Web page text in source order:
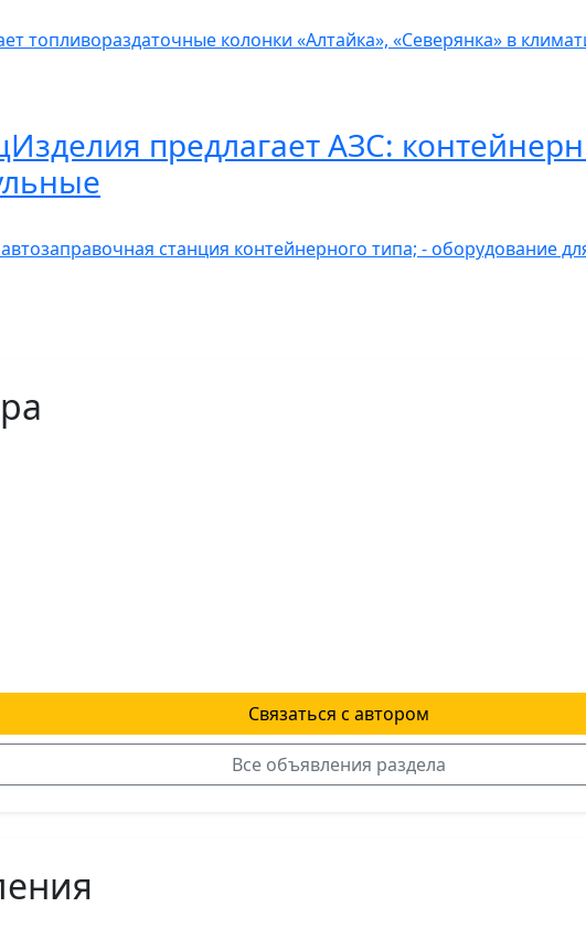
топливораздаточные колонки «Алтайка», «Северянка» в
предлагает АЗС:
станция контейнерного типа; - оборудование
Связаться с автором
Все объявления раздела